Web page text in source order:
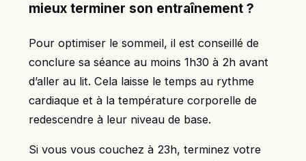
mieux terminer son entraînement ?
Pour optimiser le sommeil, il est conseillé de
conclure sa séance au moins 1h30 à 2h avant
d’aller au lit. Cela laisse le temps au rythme
cardiaque et à la température corporelle de
redescendre à leur niveau de base.
Si vous vous couchez à 23h, terminez votre